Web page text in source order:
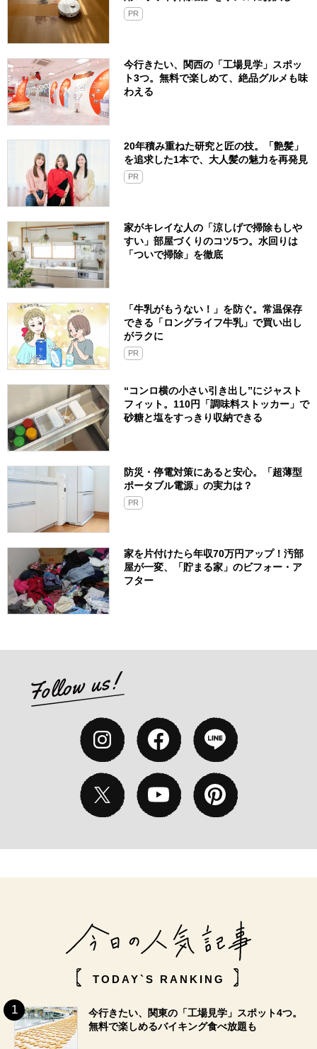
PR
今行きたい、関西の「工場見学」スポッ
ト3つ。無料で楽しめて、絶品グルメも味
わえる
20年積み重ねた研究と匠の技。「艶髪」
を追求した1本で、大人髪の魅力を再発見
PR
家がキレイな人の「涼しげで掃除もしや
すい」部屋づくりのコツ5つ。水回りは
「ついで掃除」を徹底
「牛乳がもうない！」を防ぐ。常温保存
できる「ロングライフ牛乳」で買い出し
がラクに
PR
“コンロ横の小さい引き出し”にジャスト
フィット。110円「調味料ストッカー」で
砂糖と塩をすっきり収納できる
防災・停電対策にあると安心。「超薄型
ポータブル電源」の実力は？​
PR
家を片付けたら年収70万円アップ！汚部
屋が一変、「貯まる家」のビフォー・ア
フター
TODAY`S RANKING
今行きたい、関東の「工場見学」スポット4つ。
無料で楽しめるバイキング食べ放題も